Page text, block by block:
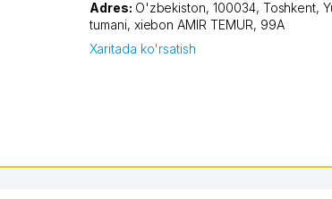
Adres: O'zbekiston, 100034, Toshkent,
tumani, xiеbon AMIR TEMUR, 99А
Xaritada ko'rsatish